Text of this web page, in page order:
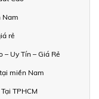
Nam
rẻ
– Uy Tín – Giá Rẻ
miền Nam
TPHCM